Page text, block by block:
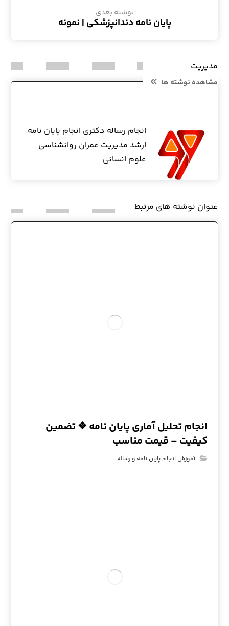
نوشته بعدی
پایان نامه دندانپزشکی | نمونه
مدیریت
مشاهده نوشته ها
انجام رساله دکتری انجام پایان نامه
ارشد مدیریت عمران روانشناسی
علوم انسانی
عنوان ‫نوشته های مرتبط
انجام تحلیل آماری پایان نامه ❖ تضمین
کیفیت – قیمت مناسب
آموزش انجام پایان نامه و رساله